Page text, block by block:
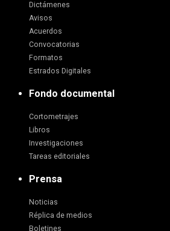
Dictámenes
Avisos
Acuerdos
Convocatorias
Formatos
Estrados Digitales
Fondo documental
Cortometrajes
Libros
Investigaciones
Tareas editoriales
Prensa
Noticias
Réplica de medios
Boletines